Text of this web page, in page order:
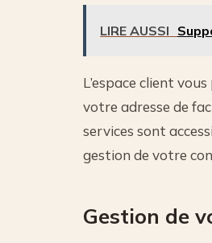
LIRE AUSSI
L’espace client
votre adresse de
services sont
gestion de votre
Gestion de